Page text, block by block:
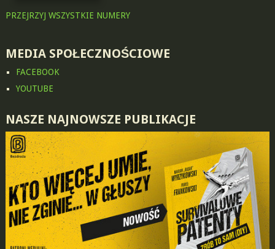
PRZEJRZYJ WSZYSTKIE NUMERY
MEDIA SPOŁECZNOŚCIOWE
FACEBOOK
YOUTUBE
NASZE NAJNOWSZE PUBLIKACJE